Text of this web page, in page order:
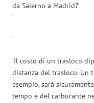
da Salerno a Madrid?’
‘
‘
‘Il costo di un trasloco
distanza del trasloco. Un
esempio, sarà
tempo e del carburante